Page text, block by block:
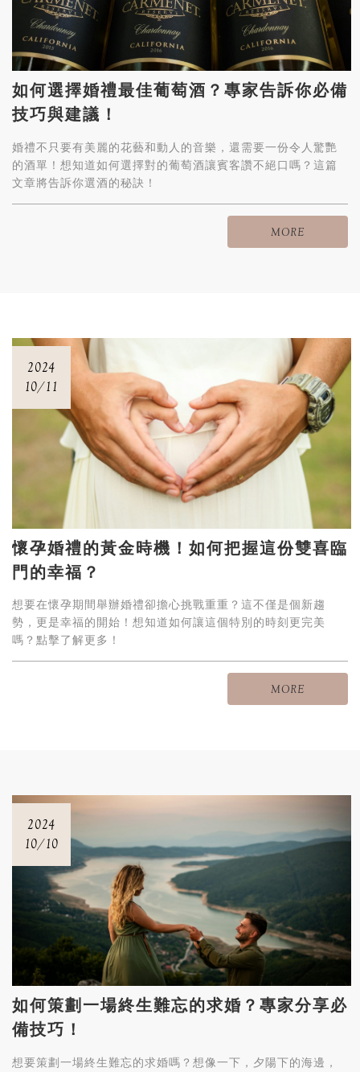
如何選擇婚禮最佳葡萄酒？專家告訴你必備
技巧與建議！
婚禮不只要有美麗的花藝和動人的音樂，還需要一份令人驚艷
的酒單！想知道如何選擇對的葡萄酒讓賓客讚不絕口嗎？這篇
文章將告訴你選酒的秘訣！
MORE
2024
10/11
懷孕婚禮的黃金時機！如何把握這份雙喜臨
門的幸福？
想要在懷孕期間舉辦婚禮卻擔心挑戰重重？這不僅是個新趨
勢，更是幸福的開始！想知道如何讓這個特別的時刻更完美
嗎？點擊了解更多！
MORE
2024
10/10
如何策劃一場終生難忘的求婚？專家分享必
備技巧！
想要策劃一場終生難忘的求婚嗎？想像一下，夕陽下的海邊，